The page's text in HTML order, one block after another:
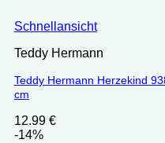
Schnellansicht
Teddy Hermann
Teddy Hermann Herzekind
cm
12.99 €
-14%